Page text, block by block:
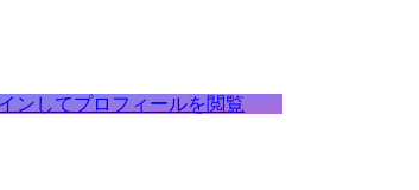
ンしてプロフィールを閲覧